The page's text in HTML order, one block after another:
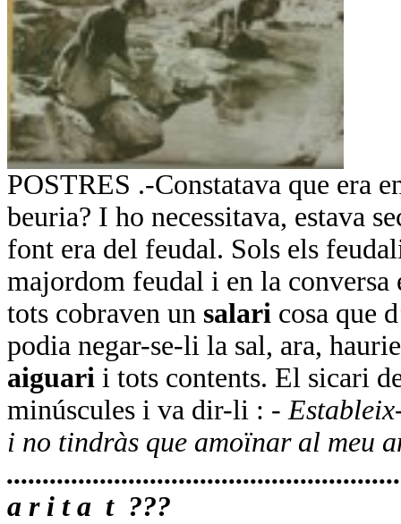
POSTRES .-Constatava que era
beuria? I ho necessitava, estava
font era del feudal. Sols els
majordom feudal i en la conversa
tots cobraven un salari cosa que
podia negar-se-li la sal, ara,
aiguari i tots contents. El sicari
minúscules i va dir-li : -
i no tindràs que amoïnar al meu
a r i t a t ???